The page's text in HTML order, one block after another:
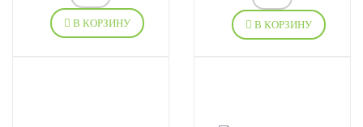
В КОРЗИНУ В КОРЗИНУ